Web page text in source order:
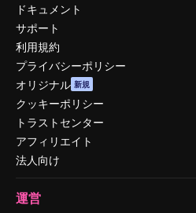
ドキュメント
サポート
利用規約
プライバシーポリシー
オリジナル 新規
クッキーポリシー
トラストセンター
アフィリエイト
法人向け
運営